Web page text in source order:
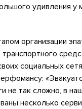
удивления у
организации
социальных
не так сложно, в
несколько